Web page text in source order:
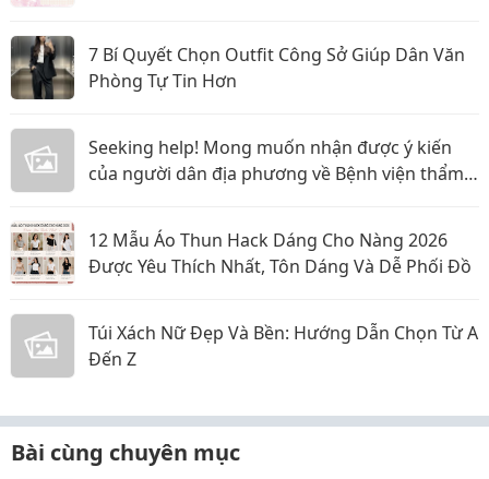
7 Bí Quyết Chọn Outfit Công Sở Giúp Dân Văn
Phòng Tự Tin Hơn
Seeking help! Mong muốn nhận được ý kiến
của người dân địa phương về Bệnh viện thẩm
12 Mẫu Áo Thun Hack Dáng Cho Nàng 2026
Được Yêu Thích Nhất, Tôn Dáng Và Dễ Phối Đồ
Túi Xách Nữ Đẹp Và Bền: Hướng Dẫn Chọn Từ A
Đến Z
Bài cùng chuyên mục